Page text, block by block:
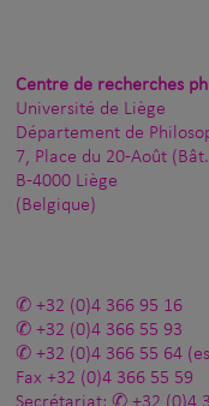
Centre de recherches
Université de Liège
Département de
7, Place du 20-Août
B-4000 Liège
(Belgique)
+32 (0)4 366 95 16
+32 (0)4 366 55 93
+32 (0)4 366 55 64
Fax +32 (0)4 366 55 59